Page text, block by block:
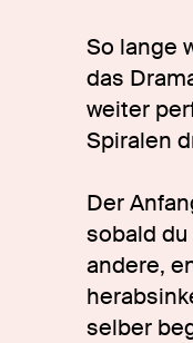
So lange
das
weiter
Spiralen
Der
sobald
andere,
selber